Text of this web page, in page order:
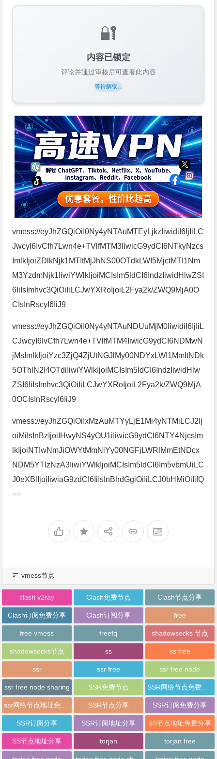
🔐
内容已锁定
评论并通过审核后可查看此内容
等待解锁...
vmess://eyJhZGQiOiI0Ny4yNTAuMTEyLjkzIiwidiI6IjIiLC
JwcyI6IvCfh7Lwn4e+TVlfMTM3IiwicG9ydCI6NTkyNzcs
ImlkIjoiZDlkNjk1MTItMjJhNS00OTdkLWI5MjctMTI1Nm
M3YzdmNjk1IiwiYWlkIjoiMCIsIm5ldCI6IndzIiwidHlwZSI
6IiIsImhvc3QiOiIiLCJwYXRoIjoiL2Fya2k/ZWQ9MjA0O
CIsInRscyI6IiJ9
vmess://eyJhZGQiOiI0Ny4yNTAuNDUuMjM0IiwidiI6IjIiL
CJwcyI6IvCfh7Lwn4e+TVlfMTM4IiwicG9ydCI6NDMwN
jMsImlkIjoiYzc3ZjQ4ZjUtNGJlMy00NDYxLWI1MmItNDk
5OThlN2I4OTdiIiwiYWlkIjoiMCIsIm5ldCI6IndzIiwidHlw
ZSI6IiIsImhvc3QiOiIiLCJwYXRoIjoiL2Fya2k/ZWQ9MjA
0OCIsInRscyI6IiJ9
vmess://eyJhZGQiOiIxMzAuMTYyLjE1Mi4yNTMiLCJ2Ij
oiMiIsInBzIjoiIHwyNS4yOU1iIiwicG9ydCI6NTY4NjcsIm
lkIjoiNTIwNmJiOWYtMmNiYy00NGFjLWRlMmEtNDcx
NDM5YTIzNzA3IiwiYWlkIjoiMCIsIm5ldCI6Im5vbmUiLC
J0eXBlIjoiIiwiaG9zdCI6IiIsInBhdGgiOiIiLCJ0bHMiOiIifQ
==
vmess节点
clash v2ray Clash免费节点 Clash节点分享
Clash订阅免费分享 Clash订阅分享 free
free vmess freefq shadowsocks 节点
shadowsocks节点 ss ss free
ssr ssr free ssr free node
ssr free node sharing SSR免费节点 SSR网络节点免费分享
SSR节点分享 SSR订阅免费分享
SSR订阅分享 SSR订阅地址分享 SS节点地址免费分享
SS节点地址分享 torjan torjan free